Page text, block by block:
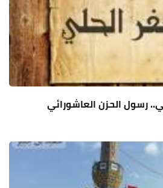
رسول الحزن العاشورائي